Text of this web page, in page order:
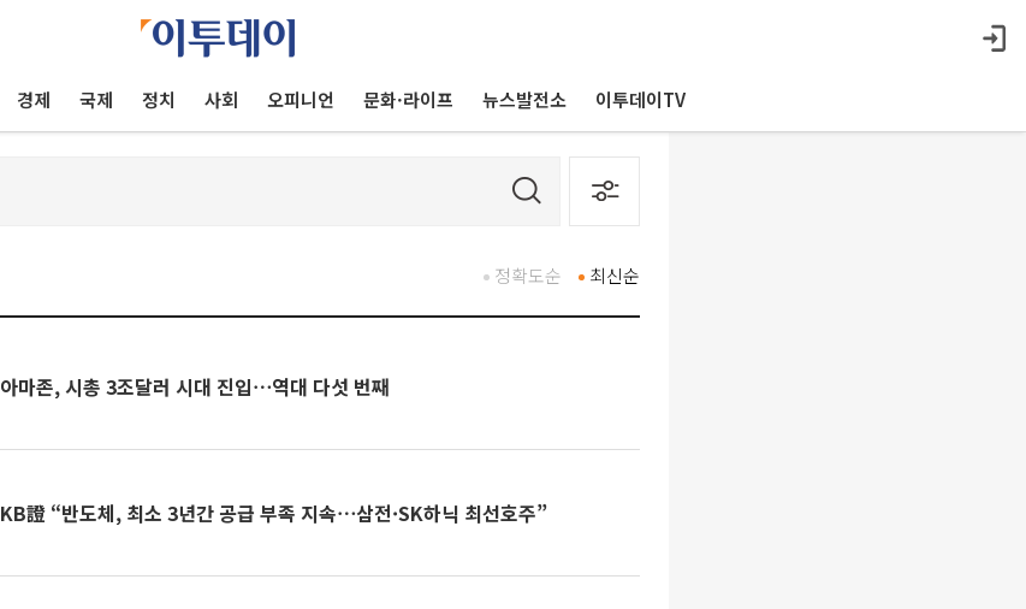
경제 국제 정치 사회 오피니언 문화·라이프 뉴스발전소 이투데이TV
최신순
정확도순
아마존, 시총 3조달러 시대 진입⋯역대 다섯 번째
KB證 “반도체, 최소 3년간 공급 부족 지속⋯삼전·SK하닉 최선호주”